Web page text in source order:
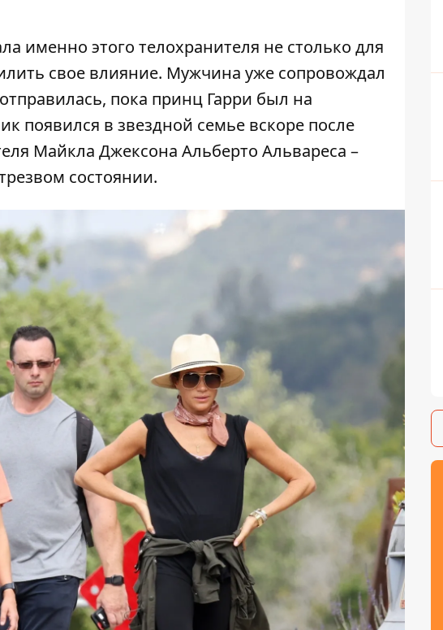
именно этого телохранителя не столько для
свое влияние. Мужчина уже сопровождал
пока принц Гарри был на
появился в звездной семье вскоре после
Майкла Джексона Альберто Альвареса –
состоянии.